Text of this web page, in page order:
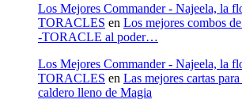
Los Mejores Commander - Najeela, la
TORACLES en Los mejores combos
-TORACLE al poder…
Los Mejores Commander - Najeela, la
TORACLES en Las mejores cartas
caldero lleno de Magia